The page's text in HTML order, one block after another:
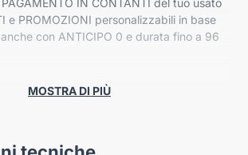
PAGAMENTO IN CONTANTI del tuo usato
e PROMOZIONI personalizzabili in base
con ANTICIPO 0 e durata fino a 96
MOSTRA DI PIÙ